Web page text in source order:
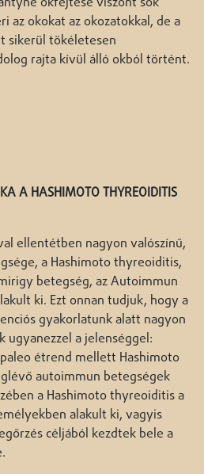
az okokat az okozatokkal, de a
sikerül tökéletesen
rajta kívül álló okból történt.
A HASHIMOTO THYREOIDITIS
ellentétben nagyon valószínű,
a Hashimoto thyreoiditis,
betegség, az Autoimmun
ki. Ezt onnan tudjuk, hogy a
gyakorlatunk alatt nagyon
ugyanezzel a jelenséggel:
étrend mellett Hashimoto
autoimmun betegségek
a Hashimoto thyreoiditis a
alakult ki, vagyis
céljából kezdtek bele a